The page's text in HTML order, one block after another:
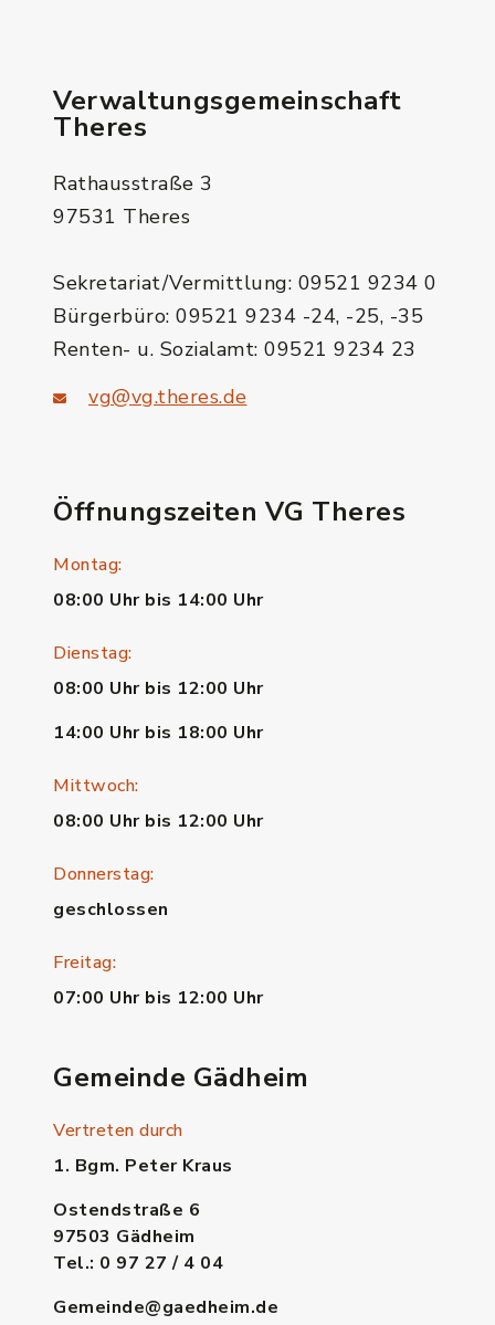
Verwaltungsgemeinschaft
Theres
Rathausstraße 3
97531 Theres
Sekretariat/Vermittlung: 09521 9234 0
Bürgerbüro: 09521 9234 -24, -25, -35
Renten- u. Sozialamt: 09521 9234 23
vg@vg.theres.de
Öffnungszeiten VG Theres
Montag:
08:00 Uhr bis 14:00 Uhr
Dienstag:
08:00 Uhr bis 12:00 Uhr
14:00 Uhr bis 18:00 Uhr
Mittwoch:
08:00 Uhr bis 12:00 Uhr
Donnerstag:
geschlossen
Freitag:
07:00 Uhr bis 12:00 Uhr
Gemeinde Gädheim
Vertreten durch
1. Bgm. Peter Kraus
Ostendstraße 6
97503 Gädheim
Tel.: 0 97 27 / 4 04
Gemeinde@gaedheim.de